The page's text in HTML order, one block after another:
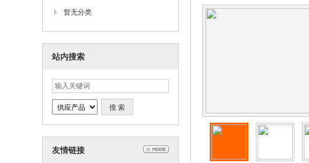
暂无分类
站内搜索
友情链接